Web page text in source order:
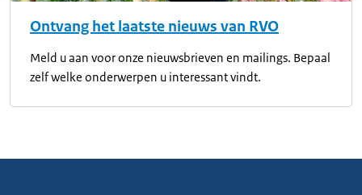
Ontvang het laatste nieuws van RVO
Meld u aan voor onze nieuwsbrieven en mailings. Bepaal
zelf welke onderwerpen u interessant vindt.